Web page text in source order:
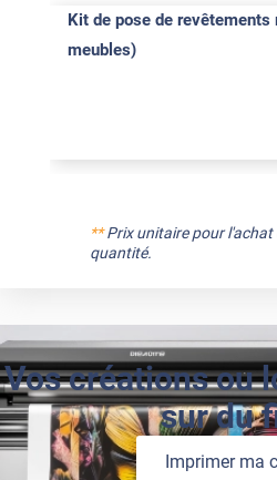
Kit de pose de
meubles)
**Prix unitaire pour l'achat
quantité.
Vos créations ou
sur du
Imprimer ma